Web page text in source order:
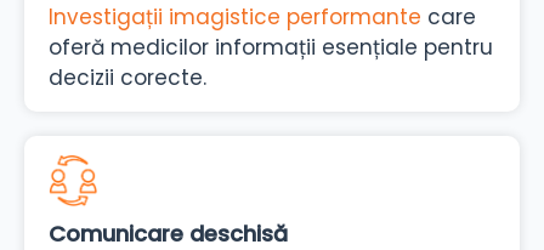
Investigații imagistice performante care
oferă medicilor informații esențiale pentru
decizii corecte.
Comunicare deschisă